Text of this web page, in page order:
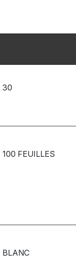
30
100 FEUILLES
BLANC